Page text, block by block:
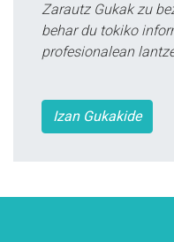
Zarautz Gukak zu
behar du tokiko
profesionalean
Izan Gukakide